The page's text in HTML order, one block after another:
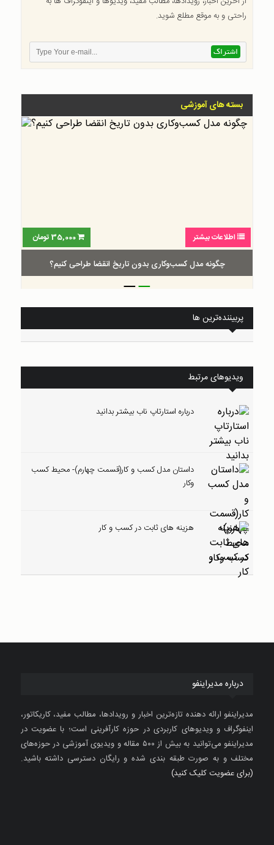
راحتی و به موقع مطلع شوید.
بسته های آموزشی
اطلاعات بیشتر 35,000 تومان
چگونه مدل کسب‌و‌کاری بدون تاریخ انقضا طراحی کنیم؟
__
پربیننده‌ترین ها
ویدیوهای مرتبط
درباره استارتاپ ناب بیشتر بدانید
داستان مدل کسب و کار(قسمت چهارم)- محیط کسب
وکار
هزینه های ثابت در کسب و کار
درباره مدیراینفو
مدیراینفو ارائه دهنده تازه‌ترین اخبار و رویدادها، مطالب مفید، کاریکاتور،
اینفوگراف و ویدیوهای کاربردی در حوزه کارآفرینی است؛ با عضویت در
مدیراینفو می‌توانید به بیش از ۵۰۰ مقاله و ویدیوی آموزشی در حوزه‌های
مختلف و به صورت طبقه بندی شده و رایگان دسترسی داشته باشید.
(برای عضویت کلیک کنید)